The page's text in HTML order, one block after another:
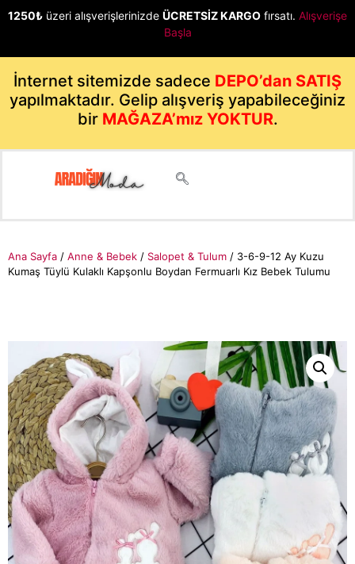
1250₺ üzeri alışverişlerinizde ÜCRETSİZ KARGO fırsatı. Alışverişe
Başla
İnternet sitemizde sadece DEPO’dan SATIŞ
yapılmaktadır. Gelip alışveriş yapabileceğiniz
bir MAĞAZA’mız YOKTUR.
Ana Sayfa / Anne & Bebek / Salopet & Tulum / 3-6-9-12 Ay Kuzu
Kumaş Tüylü Kulaklı Kapşonlu Boydan Fermuarlı Kız Bebek Tulumu